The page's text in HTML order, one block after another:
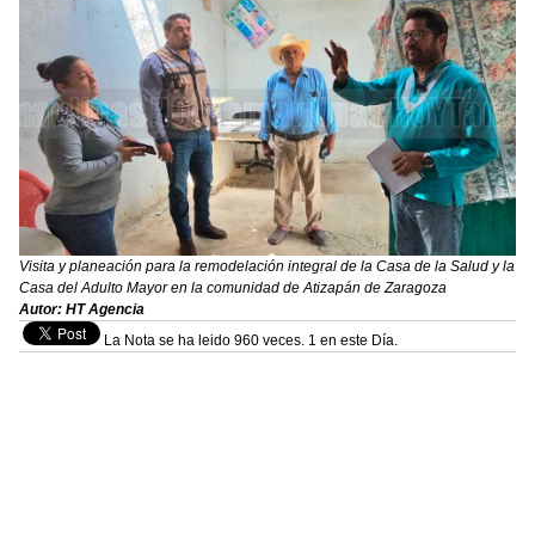
Visita y planeación para la remodelación integral de la Casa de la Salud y la
Casa del Adulto Mayor en la comunidad de Atizapán de Zaragoza
Autor: HT Agencia
La Nota se ha leido 960 veces. 1 en este Día.